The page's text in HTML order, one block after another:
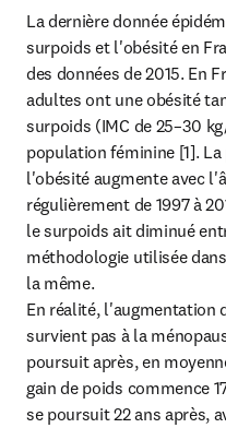
La dernière donnée
surpoids et l'obésité en
des données de 2015. En
adultes ont une obésité
surpoids (IMC de 25–30
population féminine [1].
l'obésité augmente avec
régulièrement de 1997 à
le surpoids ait diminué
méthodologie utilisée
la même.
En réalité, l'augmentation
survient pas à la
poursuit après, en
gain de poids commence
se poursuit 22 ans après,